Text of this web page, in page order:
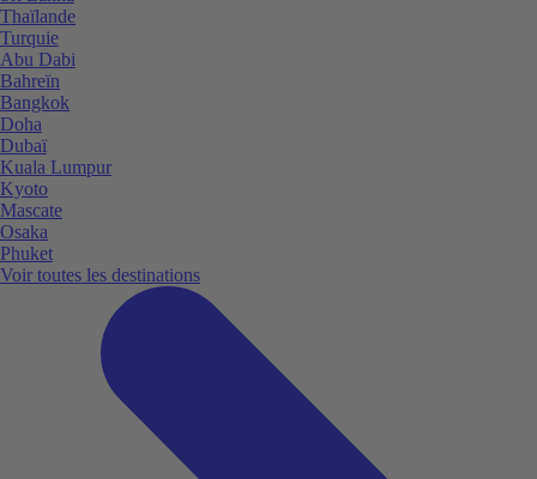
Thaïlande
Turquie
Abu Dabi
Bahreïn
Bangkok
Doha
Dubaï
Kuala Lumpur
Kyoto
Mascate
Osaka
Phuket
Voir toutes les destinations